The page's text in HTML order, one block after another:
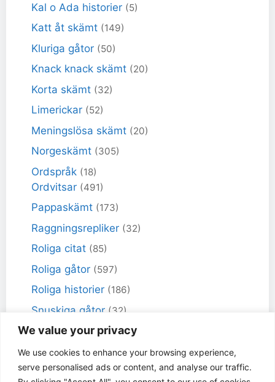
We value your privacy
We use cookies to enhance your browsing experience,
serve personalised ads or content, and analyse our traffic.
Kal o Ada historier (5)
Katt åt skämt (149)
Kluriga gåtor (50)
Knack knack skämt (20)
Korta skämt (32)
Limerickar (52)
Meningslösa skämt (20)
Norgeskämt (305)
Ordspråk (18)
Ordvitsar (491)
Pappaskämt (173)
Raggningsrepliker (32)
Roliga citat (85)
Roliga gåtor (597)
Roliga historier (186)
Snuskiga gåtor (32)
Snuskiga skämt(98)
Sportskämt (18)
Torra skämt (461)